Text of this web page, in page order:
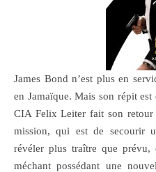
James Bond n’est plus en
en Jamaïque. Mais son répit
CIA Felix Leiter fait son
mission, qui est de secourir
révéler plus traître que
méchant possédant une